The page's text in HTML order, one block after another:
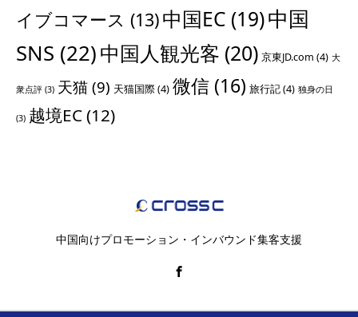
イブコマース (13)中国EC (19)中国
SNS (22)中国人観光客 (20) 京東JD.com (4) 大
衆点評 (3) 天猫 (9) 天猫国際(4) 微信 (16) 旅行記(4) 独身の日
(3) 越境EC(12)
中国向けプロモーション・インバウンド集客支援